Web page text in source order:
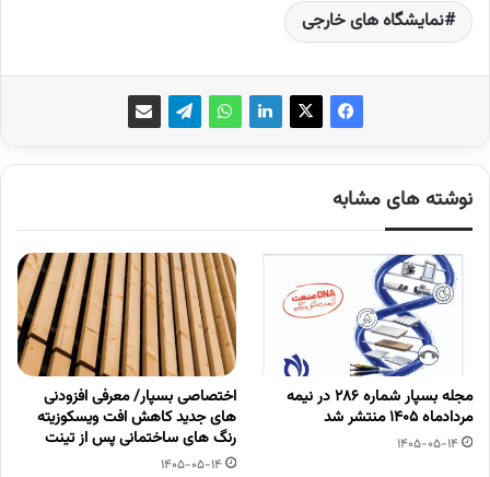
نمایشگاه های خارجی
نوشته های مشابه
مجله بسپار شماره 286 در نیمه
مردادماه 1405 منتشر شد
1405-05-14
اختصاصی بسپار/ معرفی افزودنی
های جدید کاهش افت ویسکوزیته
رنگ های ساختمانی پس از تینت
1405-05-14